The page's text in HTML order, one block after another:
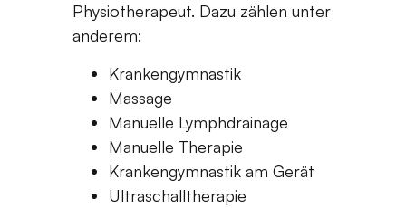
Physiotherapeut. Dazu zählen unter
anderem:
Krankengymnastik
Massage
Manuelle Lymphdrainage
Manuelle Therapie
Krankengymnastik am Gerät
Ultraschalltherapie